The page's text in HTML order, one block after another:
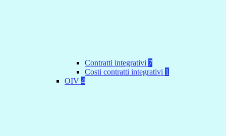
Contratti integrativi 7
Costi contratti integrativi 1
OIV 4